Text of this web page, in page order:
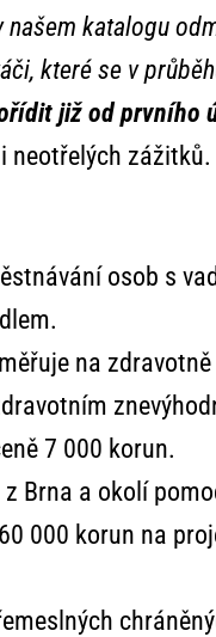
katalogu
které se v
již od prvního
neotřelých zážitků.
osob s
na
7 000 korun.
Brna a okolí
000 korun na